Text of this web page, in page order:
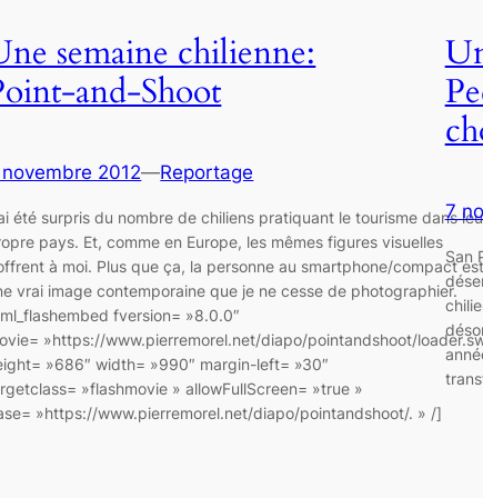
semaine chilienne:
and-Shoot
2012—Reportage
été surpris du nombre de chiliens pratiquant le tourisme dans
pays. Et, comme en Europe, les mêmes figures visuelles
à moi. Plus que ça, la personne au smartphone/compact est
vrai image contemporaine que je ne cesse de photographier.
fversion= »8.0.0″
»https://www.pierremorel.net/diapo/pointandshoot/
»686″ width= »990″ margin-left= »30″
»flashmovie » allowFullScreen= »true »
»https://www.pierremorel.net/diapo/pointandshoot/. » /]
7
San